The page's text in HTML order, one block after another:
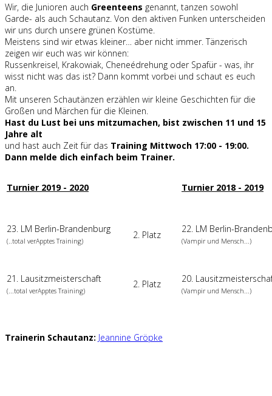
Wir, die Junioren auch Greenteens genannt, tanzen sowohl
Garde- als auch Schautanz. Von den aktiven Funken unterscheiden
wir uns durch unsere grünen Kostüme.
Meistens sind wir etwas kleiner… aber nicht immer. Tänzerisch
zeigen wir euch was wir können:
Russenkreisel, Krakowiak, Cheneédrehung oder Spafür - was, ihr
wisst nicht was das ist? Dann kommt vorbei und schaut es euch
an.
Mit unseren Schautänzen erzählen wir kleine Geschichten für die
Großen und Märchen für die Kleinen.
Hast du Lust bei uns mitzumachen, bist zwischen 11 und 15
Jahre alt
und hast auch Zeit für das Training Mittwoch 17:00 - 19:00.
Dann melde dich einfach beim Trainer.
Turnier 2019 - 2020 Turnier 2018 - 2019
23. LM Berlin-Brandenburg
(..total verApptes Training)
2. Platz
22. LM Berlin-
(Vampir und Mensch...)
21. Lausitzmeisterschaft
(...total verApptes Training)
2. Platz 20.
(Vampir und Mensch...)
Trainerin Schautanz: Jeannine Gröpke